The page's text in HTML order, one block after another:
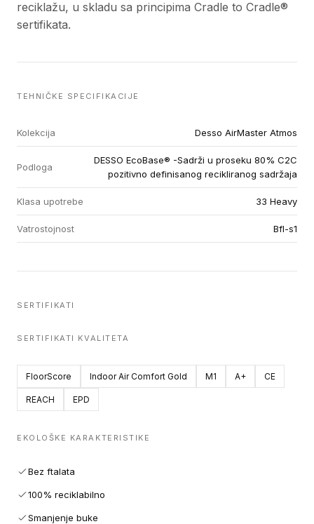
reciklažu, u skladu sa principima Cradle to Cradle®
sertifikata.
TEHNIČKE SPECIFIKACIJE
Kolekcija Desso AirMaster Atmos
Podloga
DESSO EcoBase® -Sadrži u proseku 80% C2C
pozitivno definisanog recikliranog sadržaja
Klasa upotrebe 33 Heavy
Vatrostojnost Bfl-s1
SERTIFIKATI
SERTIFIKATI KVALITETA
FloorScore Indoor Air Comfort Gold M1 A+ CE
REACH EPD
EKOLOŠKE KARAKTERISTIKE
Bez ftalata
100% reciklabilno
Smanjenje buke